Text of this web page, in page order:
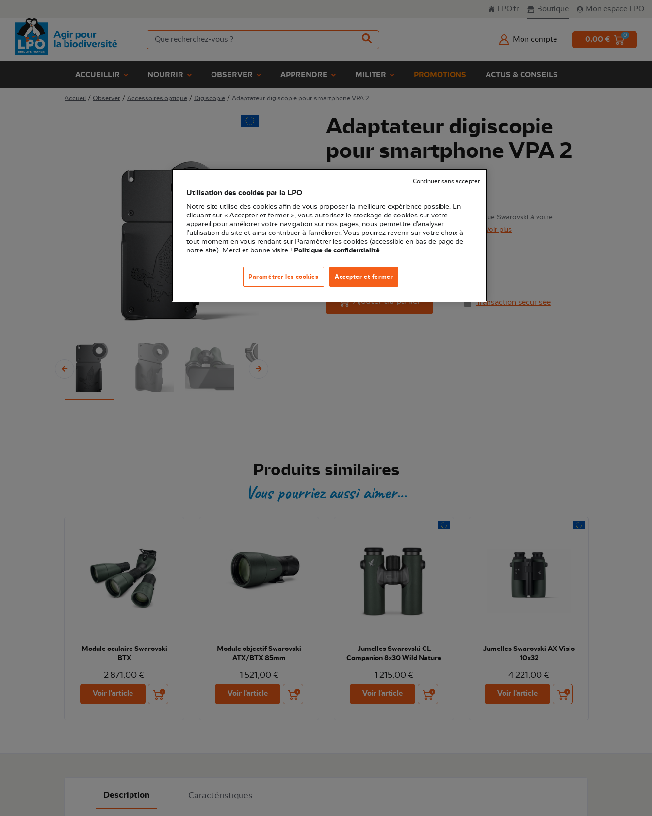
LPO.fr Boutique Mon espace LPO
Mon compte 0,00 € 0
ACCUEILLIR NOURRIR OBSERVER APPRENDRE MILITER PROMOTIONS ACTUS & CONSEILS
Accueil / Observer / Accessoires optique / Digiscopie / Adaptateur digiscopie pour smartphone VPA 2
Adaptateur digiscopie
pour smartphone VPA 2
Associer facilement vos jumelles ou votre longue-vue Swarovski à votre
smartphone grâce à l'adaptateur digiscopie VPA 2
Voir plus
Quantité
Ajouter au panier Transaction sécurisée
Produits similaires
Vous pourriez aussi aimer...
Module oculaire Swarovski
BTX
2 871,00 €
Voir l'article Ajouter au panier
Module objectif Swarovski
ATX/BTX 85mm
1 521,00 €
Voir l'article Ajouter au panier
Jumelles Swarovski CL
Companion 8x30 Wild Nature
1 215,00 €
Voir l'article Ajouter au panier
Jumelles Swarovski AX Visio
10x32
4 221,00 €
Voir l'article Ajouter au panier
Description Caractéristiques
Utilisation des cookies par la LPO
Notre site utilise des cookies afin de vous proposer la meilleure expérience possible. En
cliquant sur « Accepter et fermer », vous autorisez le stockage de cookies sur votre
appareil pour améliorer votre navigation sur nos pages, nous permettre d’analyser
l’utilisation du site et ainsi contribuer à l’améliorer. Vous pourrez revenir sur votre choix à
tout moment en vous rendant sur Paramétrer les cookies (accessible en bas de page de
notre site). Merci et bonne visite ! Politique de confidentialité
Accepter et fermer
Paramétrer les cookies
Continuer sans accepter